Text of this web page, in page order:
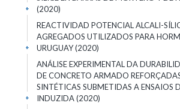
(2020)
+
REACTIVIDAD POTENCIAL ALCALI-
AGREGADOS UTILIZADOS PARA
URUGUAY (2020)
+
ANÁLISE EXPERIMENTAL DA
DE CONCRETO ARMADO
SINTÉTICAS SUBMETIDAS A ENSAIOS
INDUZIDA (2020)
+